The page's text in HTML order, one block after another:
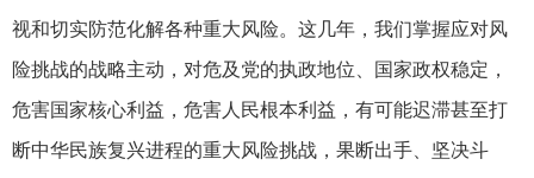
视和切实防范化解各种重大风险。这几年，我们掌握应对风
险挑战的战略主动，对危及党的执政地位、国家政权稳定，
危害国家核心利益，危害人民根本利益，有可能迟滞甚至打
断中华民族复兴进程的重大风险挑战，果断出手、坚决斗